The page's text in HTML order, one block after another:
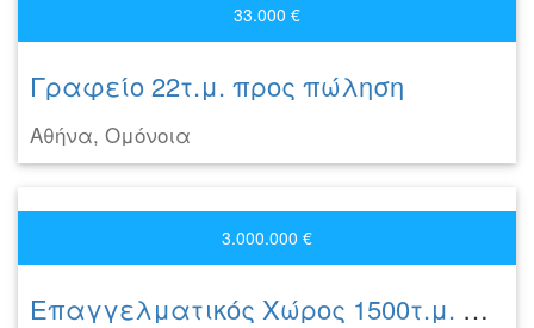
33.000 €
Γραφείο 22τ.μ. προς πώληση
Αθήνα, Ομόνοια
3.000.000 €
Επαγγελματικός Χώρος 1500τ.μ. προς πώληση